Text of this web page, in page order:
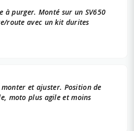
purger. Monté sur un SV650
route avec un kit durites
et ajuster. Position de
moto plus agile et moins